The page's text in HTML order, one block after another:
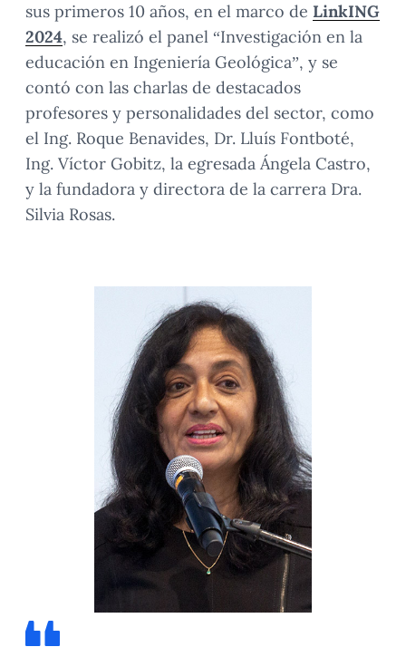
sus primeros 10 años, en el marco de LinkING
2024, se realizó el panel “Investigación en la
educación en Ingeniería Geológica”, y se
contó con las charlas de destacados
profesores y personalidades del sector, como
el Ing. Roque Benavides, Dr. Lluís Fontboté,
Ing. Víctor Gobitz, la egresada Ángela Castro,
y la fundadora y directora de la carrera Dra.
Silvia Rosas.